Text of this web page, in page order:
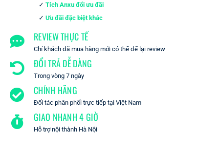
Tích Anxu đổi ưu đãi
Ưu đãi đặc biệt khác
REVIEW THỰC TẾ
Chỉ khách đã mua hàng mới có thể để lại review
ĐỔI TRẢ DỄ DÀNG
Trong vòng 7 ngày
CHÍNH HÃNG
Đối tác phân phối trực tiếp tại Việt Nam
GIAO NHANH 4 GIỜ
Hỗ trợ nội thành Hà Nội